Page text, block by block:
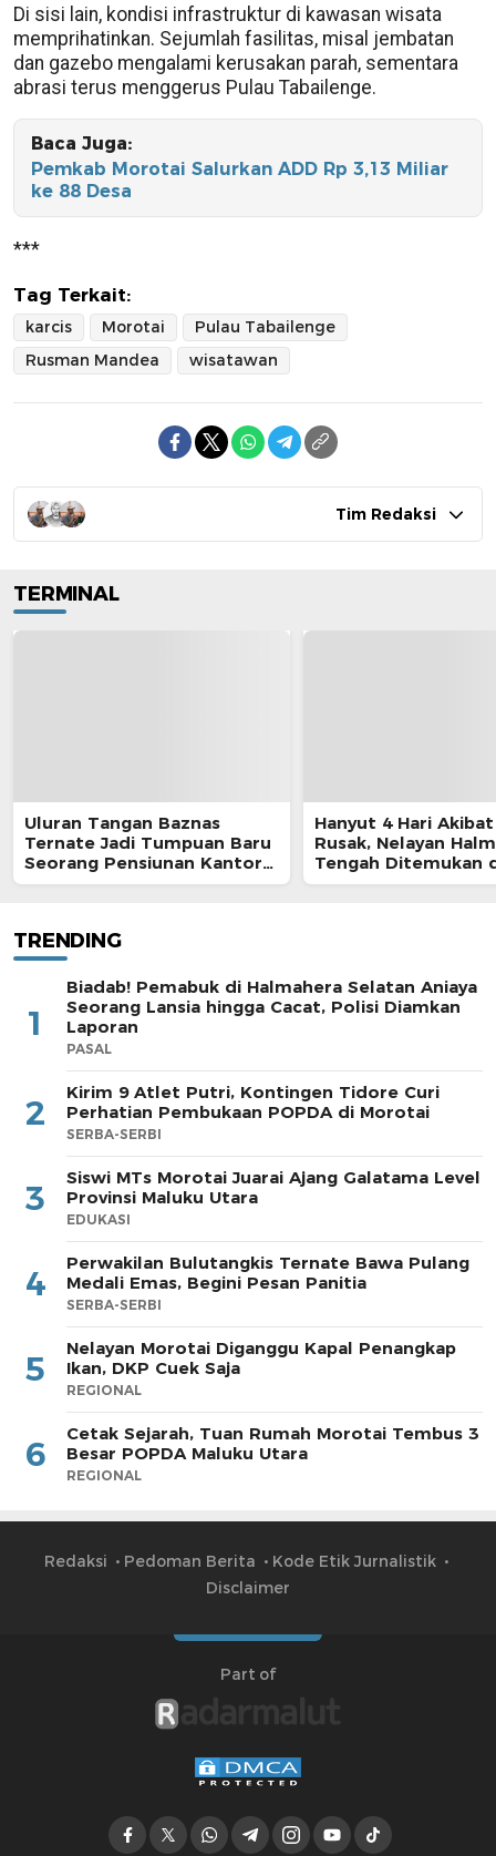
Di sisi lain, kondisi infrastruktur di kawasan wisata
memprihatinkan. Sejumlah fasilitas, misal jembatan
dan gazebo mengalami kerusakan parah, sementara
abrasi terus menggerus Pulau Tabailenge.
Baca Juga:
Pemkab Morotai Salurkan ADD Rp 3,13 Miliar
ke 88 Desa
***
Tag Terkait:
karcis Morotai
Pulau Tabailenge
Rusman Mandea
wisatawan
Tim Redaksi
TERMINAL
Uluran Tangan Baznas
Ternate Jadi Tumpuan Baru
Seorang Pensiunan Kantor
Pos
Hanyut 4 Hari
Rusak, Nelayan
Tengah Ditemukan
Morotai
TRENDING
1
Biadab! Pemabuk di Halmahera Selatan Aniaya
Seorang Lansia hingga Cacat, Polisi Diamkan
Laporan
PASAL
2
Kirim 9 Atlet Putri, Kontingen Tidore Curi
Perhatian Pembukaan POPDA di Morotai
SERBA-SERBI
3
Siswi MTs Morotai Juarai Ajang Galatama Level
Provinsi Maluku Utara
EDUKASI
4
Perwakilan Bulutangkis Ternate Bawa Pulang
Medali Emas, Begini Pesan Panitia
SERBA-SERBI
5
Nelayan Morotai Diganggu Kapal Penangkap
Ikan, DKP Cuek Saja
REGIONAL
6
Cetak Sejarah, Tuan Rumah Morotai Tembus 3
Besar POPDA Maluku Utara
REGIONAL
Redaksi Pedoman Berita
Kode Etik Jurnalistik
Disclaimer
Part of